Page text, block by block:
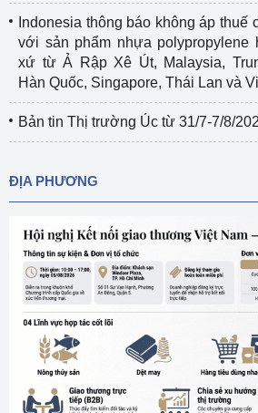
Indonesia thông báo không áp thuế
với sản phẩm nhựa polypropylene
xứ từ Ả Rập Xê Út, Malaysia,
Hàn Quốc, Singapore, Thái Lan và
Bản tin Thị trường Úc từ 31/7-7/8/
ĐỊA PHƯƠNG